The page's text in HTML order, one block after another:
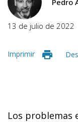
13 de julio de 2022
Imprimir
Los problemas